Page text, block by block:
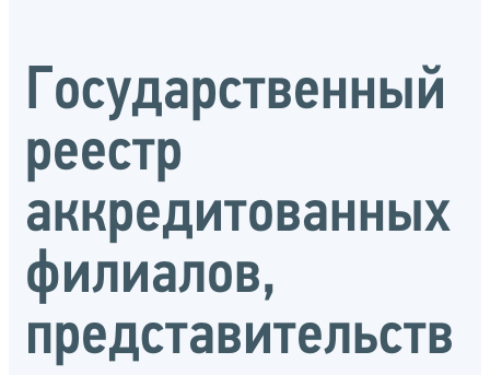
Государственный
реестр
аккредитованных
филиалов,
представительств